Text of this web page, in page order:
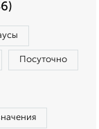
Посуточно